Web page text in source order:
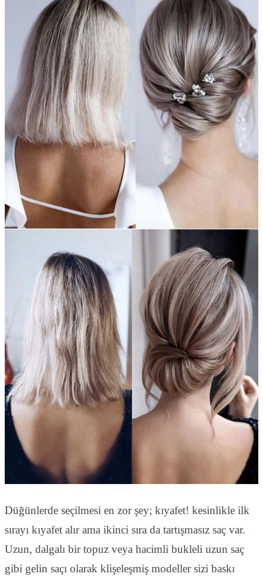
Düğünlerde seçilmesi en zor şey; kıyafet! kesinlikle ilk
sırayı kıyafet alır ama ikinci sıra da tartışmasız saç var.
Uzun, dalgalı bir topuz veya hacimli bukleli uzun saç
gibi gelin saçı olarak klişeleşmiş modeller sizi baskı